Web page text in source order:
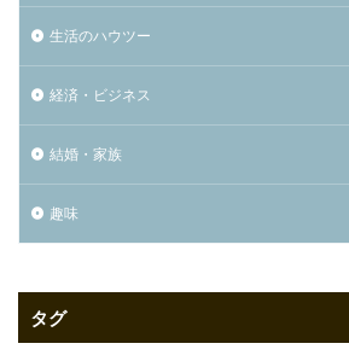
生活のハウツー
経済・ビジネス
結婚・家族
趣味
タグ